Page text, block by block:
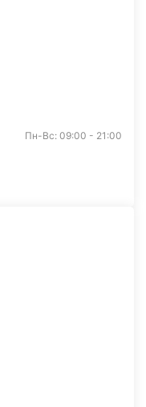
Пн-Вс: 09:00 - 21:00